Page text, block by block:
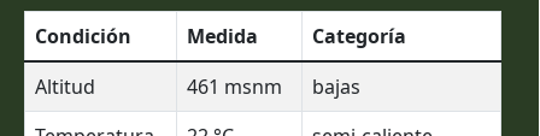
Condición Medida
Categoría
Altitud
461 msnm
bajas